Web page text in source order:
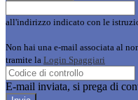
all'indirizzo indicato con le
Non hai una e-mail associata al
tramite la Login Spaggiari
E-mail inviata, si prega di